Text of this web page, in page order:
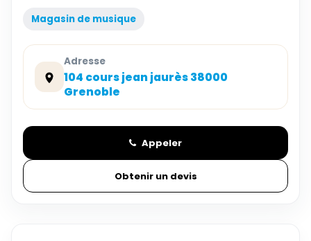
Magasin de musique
Adresse
104 cours jean jaurès 38000
Grenoble
Appeler
Obtenir un devis